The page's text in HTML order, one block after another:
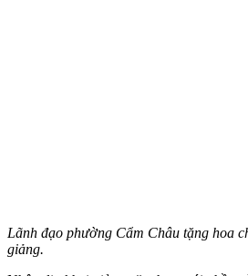
Lãnh đạo phường Cẩm Châu tặng hoa
giảng.